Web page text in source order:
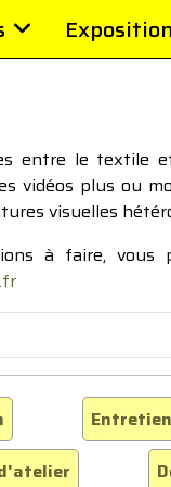
entre le textile
vidéos plus ou
visuelles
à faire, vous